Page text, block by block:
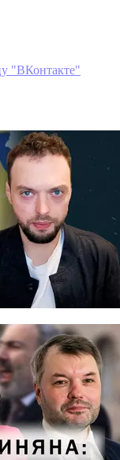
"ВКонтакте"